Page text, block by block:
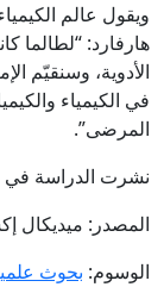
ويقول عالم
هارفارد: “لطالما
الأدوية، وسنقيّم
في الكيمياء
المرضى”.
نشرت الدراسة في
المصدر: ميديكال
الوسوم: بحوث